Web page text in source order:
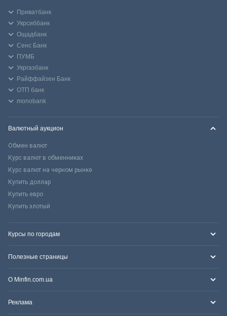
Приватбанк
Укрсиббанк
Ощадбанк
Сенс Банк
ПУМБ
Укргазбанк
Райффайзен Банк
ОТП банк
monobank
Валютный аукцион
Обмен валют
Курс валют в обменниках
Курс валют на черном рынке
Купить доллар
Купить евро
Купить злотый
Курсы по городам
Полезные страницы
О Minfin.com.ua
Реклама